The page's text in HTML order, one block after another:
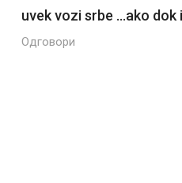
uvek vozi srbe …ako dok
Одговори